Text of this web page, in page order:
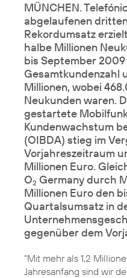
MÜNCHEN.
abgelaufenen
Rekordumsatz
halbe Millionen
bis September
Gesamtkundenzahl
Millionen, wobei
Neukunden waren.
gestartete
Kundenwachstum
(OIBDA) stieg im
Vorjahreszeitraum
Millionen Euro.
O2 Germany durch
Millionen Euro den
Quartalsumsatz in
gegenüber dem
"Mit mehr als 1,2
Jahresanfang sind wir